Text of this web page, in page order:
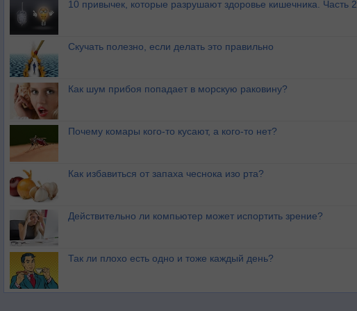
10 привычек, которые разрушают здоровье кишечника. Часть 2
Скучать полезно, если делать это правильно
Как шум прибоя попадает в морскую раковину?
Почему комары кого-то кусают, а кого-то нет?
Как избавиться от запаха чеснока изо рта?
Действительно ли компьютер может испортить зрение?
Так ли плохо есть одно и тоже каждый день?